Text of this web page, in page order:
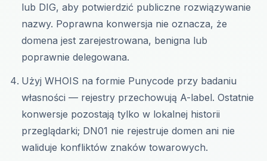
lub DIG, aby potwierdzić publiczne rozwiązywanie
nazwy. Poprawna konwersja nie oznacza, że
domena jest zarejestrowana, benigna lub
poprawnie delegowana.
Użyj WHOIS na formie Punycode przy badaniu
własności — rejestry przechowują A-label. Ostatnie
konwersje pozostają tylko w lokalnej historii
przeglądarki; DN01 nie rejestruje domen ani nie
waliduje konfliktów znaków towarowych.